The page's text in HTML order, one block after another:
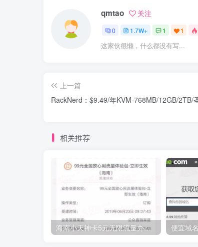
qmtao 关注
0 1.7W+ 1 1
这家伙很懒，什么都没有写...
上一篇
RackNerd：$9.49/年KVM-768MB/12GB/2TB/
相关推荐
海南小天神卡5元无限流量办理的方法，5元流量不限量自行车来了